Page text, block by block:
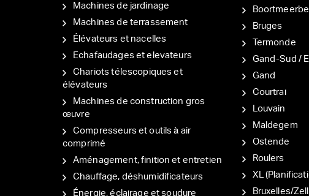
Machines de jardinage
Machines de terrassement
Élévateurs et nacelles
Echafaudages et elevateurs
Chariots télescopiques et
élévateurs
Machines de construction gros
œuvre
Compresseurs et outils à air
comprimé
Aménagement, finition et entretien
Chauffage, déshumidificateurs
Énergie, éclairage et soudure
Bruges
Termonde
Gand-Sud /
Gand
Courtrai
Louvain
Maldegem
Ostende
Roulers
XL
Bruxelles/